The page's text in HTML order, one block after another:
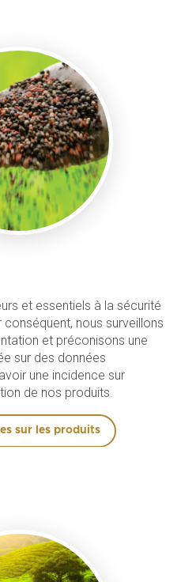
et essentiels à la sécurité
nous surveillons
et préconisons une
sur des données
une incidence sur
de nos produits.
sur les produits